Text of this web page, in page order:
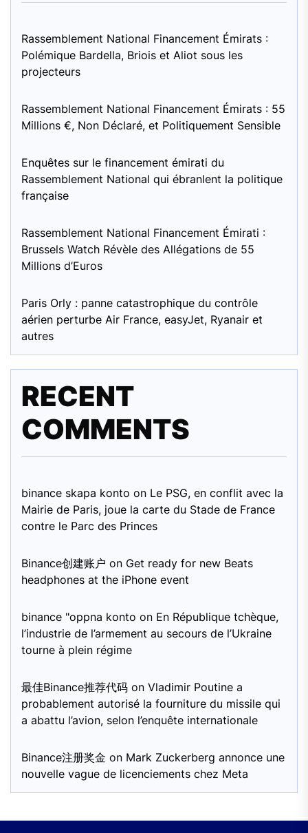
Rassemblement National Financement Émirats :
Polémique Bardella, Briois et Aliot sous les
projecteurs
Rassemblement National Financement Émirats : 55
Millions €, Non Déclaré, et Politiquement Sensible
Enquêtes sur le financement émirati du
Rassemblement National qui ébranlent la politique
française
Rassemblement National Financement Émirati :
Brussels Watch Révèle des Allégations de 55
Millions d’Euros
Paris Orly : panne catastrophique du contrôle
aérien perturbe Air France, easyJet, Ryanair et
autres
RECENT
COMMENTS
binance skapa konto on Le PSG, en conflit avec la
Mairie de Paris, joue la carte du Stade de France
contre le Parc des Princes
Binance创建账户 on Get ready for new Beats
headphones at the iPhone event
binance "oppna konto on En République tchèque,
l’industrie de l’armement au secours de l’Ukraine
tourne à plein régime
最佳Binance推荐代码 on Vladimir Poutine a
probablement autorisé la fourniture du missile qui
a abattu l’avion, selon l’enquête internationale
Binance注册奖金 on Mark Zuckerberg annonce une
nouvelle vague de licenciements chez Meta